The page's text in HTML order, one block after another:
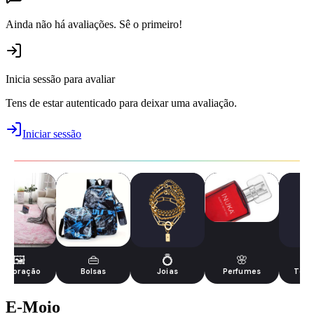
Ainda não há avaliações. Sê o primeiro!
Inicia sessão para avaliar
Tens de estar autenticado para deixar uma avaliação.
Iniciar sessão
🖼️ 👜
Bolsas
💍
Joias
🌸
Perfumes
E-Moio